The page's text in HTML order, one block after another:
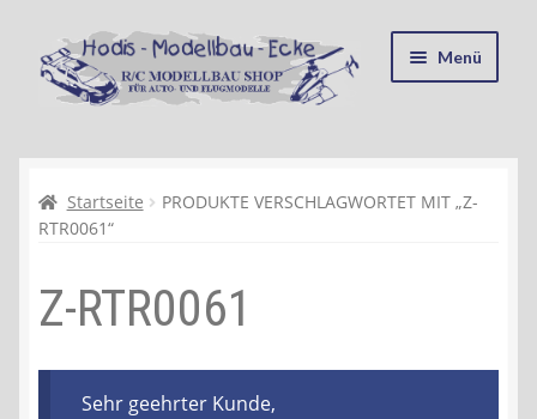
Zur
Navigation
springen
Zum
Inhalt
springen
Menü
Kasse
Recycling, Entsorgung und Umwelt
Shop
Startseite
PRODUKTE VERSCHLAGWORTET MIT „Z-
RTR0061“
Z-RTR0061
Sehr geehrter Kunde,